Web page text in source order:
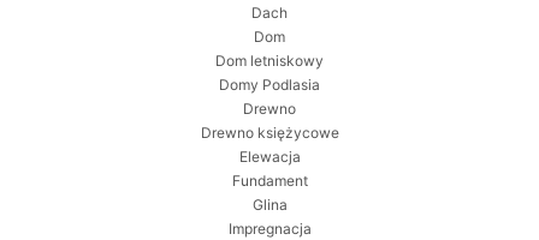
Dach
Dom
Dom letniskowy
Domy Podlasia
Drewno
Drewno księżycowe
Elewacja
Fundament
Glina
Impregnacja